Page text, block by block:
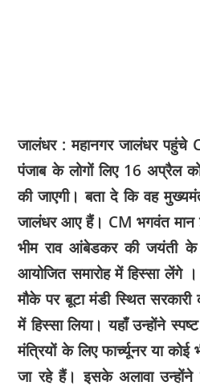
जालंधर : महानगर जालंधर पहुंचे
पंजाब के लोगों लिए 16 अप्रैल
की जाएगी। बता दे कि वह
जालंधर आए हैं। CM भगवंत मान
भीम राव आंबेडकर की जयंती के
आयोजित समारोह में हिस्सा
मौके पर बूटा मंडी स्थित
में हिस्सा लिया। यहाँ उन्होंने
मंत्रियों के लिए फार्च्यूनर या कोई
जा रहे हैं। इसके अलावा उन्होंने